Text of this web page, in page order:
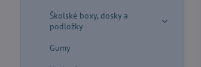
Školské boxy, dosky a
podložky
Gumy